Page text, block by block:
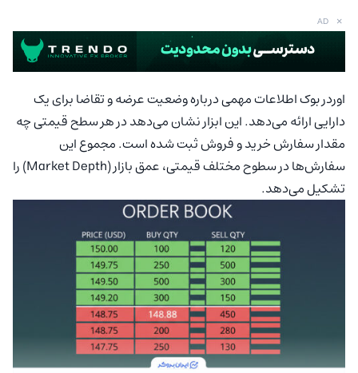
AD ×
اوردر بوک اطلاعات مهمی درباره وضعیت عرضه و تقاضا برای یک
دارایی ارائه می‌دهد. این ابزار نشان می‌دهد در هر سطح قیمتی چه
مقدار سفارش خرید و فروش ثبت شده است. مجموع این
سفارش‌ها در سطوح مختلف قیمتی، عمق بازار (Market Depth) را
تشکیل می‌دهد.